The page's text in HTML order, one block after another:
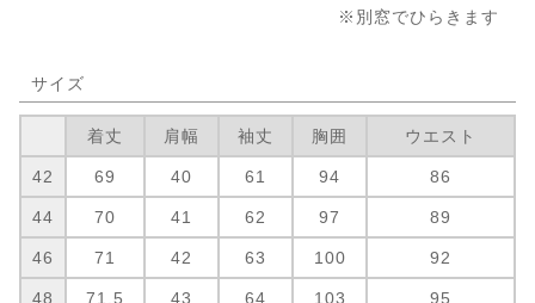
※別窓でひらきます
サイズ
着丈 肩幅 袖丈 胸囲 ウエスト
42 69 40 61 94 86
44 70 41 62 97 89
46 71 42 63 100 92
48 71.5 43 64 103 95